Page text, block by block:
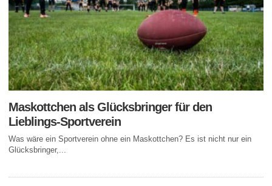
Maskottchen als Glücksbringer für den
Lieblings-Sportverein
Was wäre ein Sportverein ohne ein Maskottchen? Es ist nicht nur ein
Glücksbringer,...